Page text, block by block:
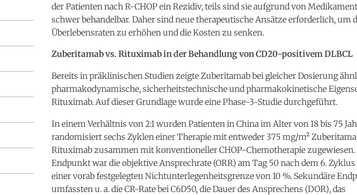
der Patienten nach R-CHOP ein Rezidiv, teils sind sie aufgrund von
schwer behandelbar. Daher sind neue therapeutische Ansätze erforderlich, um
Überlebensraten zu erhöhen und die Kosten zu senken.
Zuberitamab vs. Rituximab in der Behandlung von CD20-positivem DLBCL
Bereits in präklinischen Studien zeigte Zuberitamab bei gleicher Dosierung
pharmakodynamische, sicherheitstechnische und pharmakokinetische
Rituximab. Auf dieser Grundlage wurde eine Phase-3-Studie durchgeführt.
In einem Verhältnis von 2:1 wurden Patienten in China im Alter von 18 bis 75
randomisiert sechs Zyklen einer Therapie mit entweder 375 mg/m²
Rituximab zusammen mit konventioneller CHOP-Chemotherapie
Endpunkt war die objektive Ansprechrate (ORR) am Tag 50 nach dem 6.
einer vorab festgelegten Nichtunterlegenheitsgrenze von 10 %. Sekundäre
umfassten u. a. die CR-Rate bei C6D50, die Dauer des Ansprechens (DOR), das